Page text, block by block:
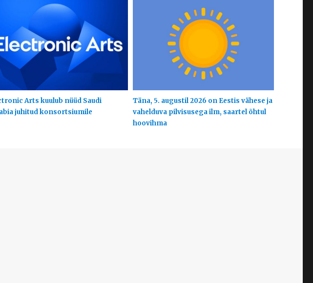
Arts kuulub nüüd Saudi
juhitud konsortsiumile
Täna, 5. augustil 2026 on Eestis vähese ja
vahelduva pilvisusega ilm, saartel õhtul
hoovihma